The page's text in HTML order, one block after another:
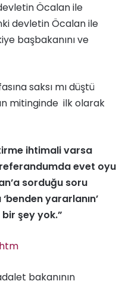
Öcalan ile
devletin Öcalan ile
başbakanını ve
saksı mı düştü
mitinginde ilk olarak
ihtimali varsa
evet oyu
sorduğu soru
yararlanın’
bir şey yok.”
bakanının